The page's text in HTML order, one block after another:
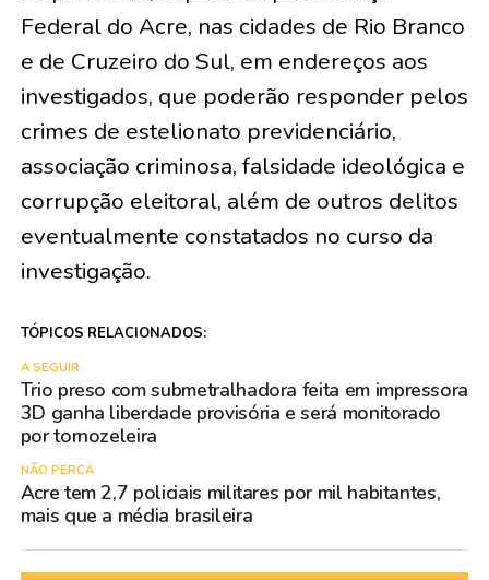
Federal do Acre, nas cidades de Rio Branco
e de Cruzeiro do Sul, em endereços aos
investigados, que poderão responder pelos
crimes de estelionato previdenciário,
associação criminosa, falsidade ideológica e
corrupção eleitoral, além de outros delitos
eventualmente constatados no curso da
investigação.
TÓPICOS RELACIONADOS:
A SEGUIR
Trio preso com submetralhadora feita em impressora
3D ganha liberdade provisória e será monitorado
por tornozeleira
NÃO PERCA
Acre tem 2,7 policiais militares por mil habitantes,
mais que a média brasileira